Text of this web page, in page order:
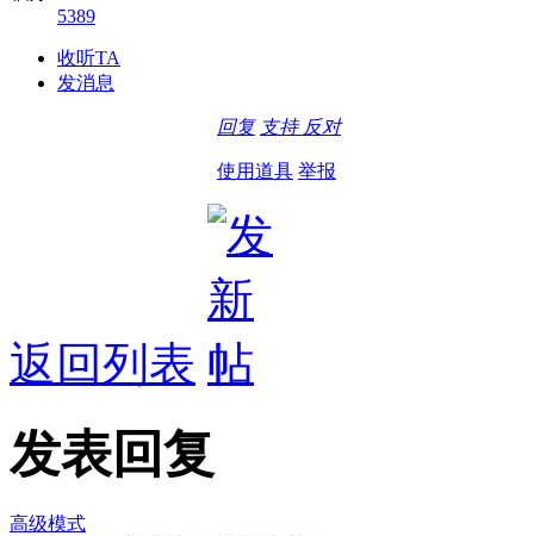
5389
收听TA
发消息
回复 支持 反对
使用道具 举报
返回列表
发表回复
高级模式